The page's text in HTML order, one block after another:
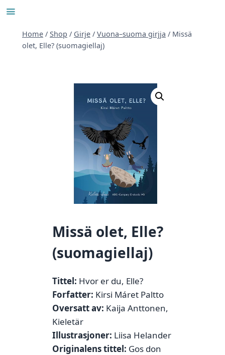
Skip
contentHome / Shop / Girje / Vuona–suoma girjja / Missä
olet, Elle? (suomagiellaj)
Missä olet, Elle?
(suomagiellaj)
Tittel: Hvor er du, Elle?
Forfatter: Kirsi Máret Paltto
Oversatt av: Kaija Anttonen,
Kieletär
Illustrasjoner: Liisa Helander
Originalens tittel: Gos don